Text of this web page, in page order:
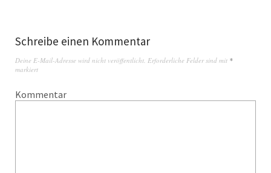
Schreibe einen Kommentar
Deine E-Mail-Adresse wird nicht veröffentlicht. Erforderliche Felder sind mit *
markiert
Kommentar